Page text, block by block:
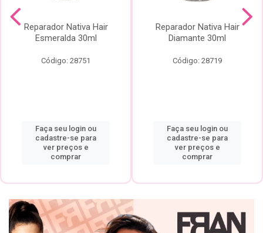
Reparador Nativa Hair
Esmeralda 30ml
Código: 28751
Faça seu login ou
cadastre-se para
ver preços e
comprar
Reparador Nativa Hair
Diamante 30ml
Código: 28719
Faça seu login ou
cadastre-se para
ver preços e
comprar